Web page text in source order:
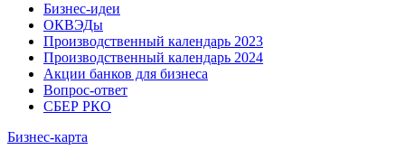
Бизнес-идеи
ОКВЭДы
Производственный календарь 2023
Производственный календарь 2024
Акции банков для бизнеса
Вопрос-ответ
СБЕР РКО
Бизнес-карта